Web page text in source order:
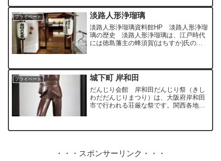
2016年（平成28年）にフェザーミュージ
アムの名でリニューア...
プライベート 淡路人形浄瑠璃
淡路人形浄瑠璃資料館HP 淡路人形浄瑠
璃の歴史 淡路人形浄瑠璃は、江戸時代
には徳島藩主の蜂須賀(はちすか)氏の保
ころには淡路島に40 以上の人形座があり
ました。 しか...
プライベート 城下町 岸和田
だんじり会館 岸和田だんじり祭（きし
わだだんじりまつり）は、大阪府岸和田
市で行われる荘厳な祭です。関西各地で
本特有の呼称のひとつです。 岸和田市
・・・スポンサーリンク・・・